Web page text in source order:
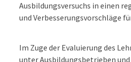
Ausbildungsversuchs in einen
und Verbesserungsvorschläge
Im Zuge der Evaluierung des
unter Ausbildungsbetrieben